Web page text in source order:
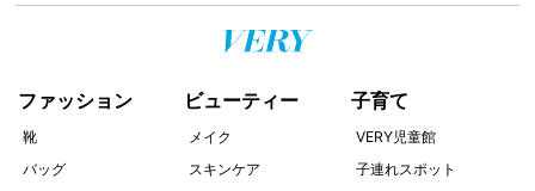
ファッション
靴
バッグ
ビューティー
メイク
スキンケア
子育て
VERY児童館
子連れスポット